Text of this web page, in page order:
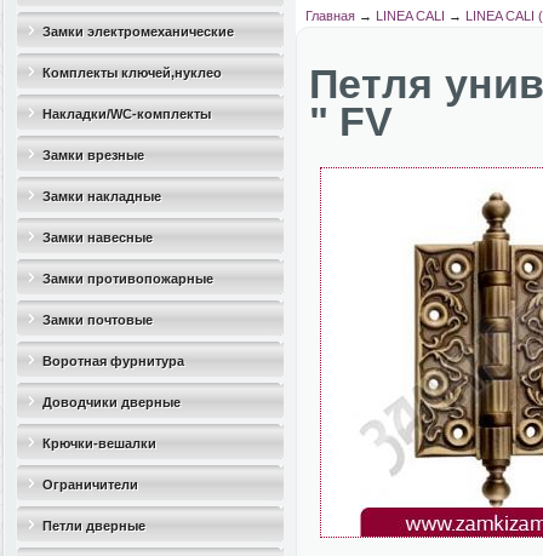
Замки электромеханические
Комплекты ключей,нуклео
Накладки/WC-комплекты
Замки врезные
Замки накладные
Замки навесные
Замки противопожарные
Замки почтовые
Воротная фурнитура
Доводчики дверные
Крючки-вешалки
Ограничители
дверные(стопоры)
Петли дверные
Главная→ LINEA CALI → LINEA CALI
Петля
" FV